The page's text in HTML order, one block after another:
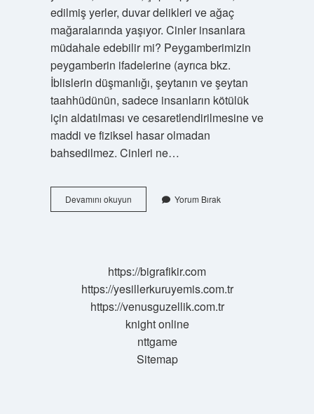
edilmiş yerler, duvar delikleri ve ağaç
mağaralarında yaşıyor. Cinler insanlara
müdahale edebilir mi? Peygamberimizin
peygamberin ifadelerine (ayrıca bkz.
İblislerin düşmanlığı, şeytanın ve şeytan
taahhüdünün, sadece insanların kötülük
için aldatılması ve cesaretlendirilmesine ve
maddi ve fiziksel hasar olmadan
bahsedilmez. Cinleri ne…
Devamını okuyunCinler
Yer
Yorum Bırak
https://bigrafikir.com
https://yesillerkuruyemis.com.tr
https://venusguzellik.com.tr
knight online
nttgame
Sitemap